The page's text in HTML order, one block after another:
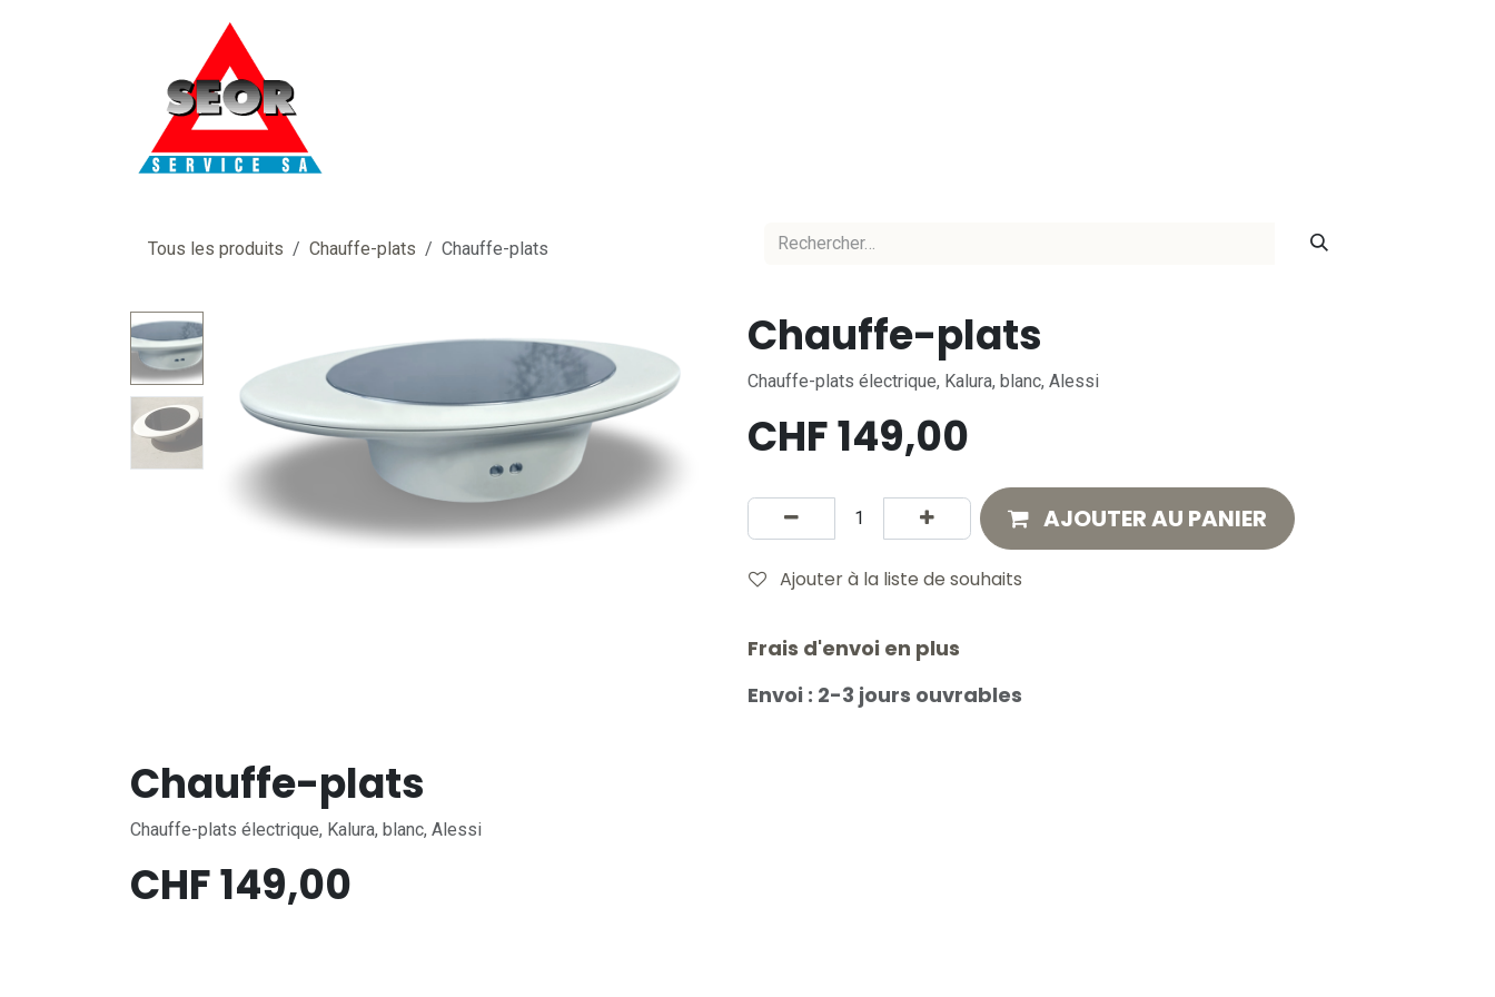
Tous les produits Chauffe-plats Chauffe-plats
Chauffe-plats
Chauffe-plats électrique, Kalura, blanc, Alessi
CHF149,00
AJOUTER AU PANIER
Ajouter à la liste de souhaits
Frais d'envoi en plus
Envoi : 2-3 jours ouvrables
Chauffe-plats
Chauffe-plats électrique, Kalura, blanc, Alessi
CHF149,00